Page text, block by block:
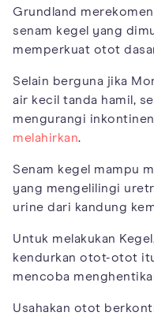
Grundland
senam kegel yang
memperkuat otot
Selain berguna jika
air kecil tanda hamil,
mengurangi
melahirkan.
Senam kegel mampu
yang mengelilingi
urine dari kandung
Untuk melakukan
kendurkan otot-otot
mencoba
Usahakan otot